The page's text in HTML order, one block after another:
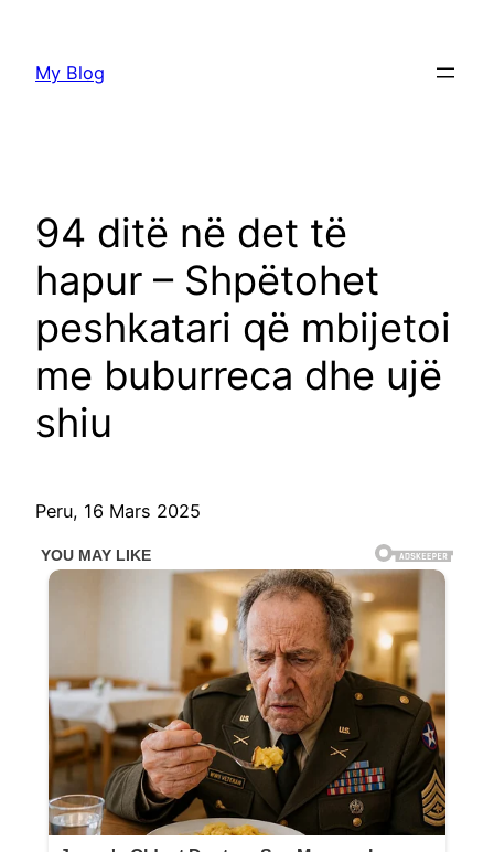
content
My Blog
94 ditë në det të
hapur – Shpëtohet
peshkatari që mbijetoi
me buburreca dhe ujë
shiu
Peru, 16 Mars 2025